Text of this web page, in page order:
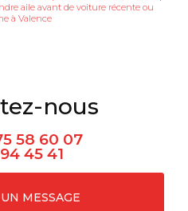
aile avant de voiture récente ou
à Valence
nous
58 60 07
45 41
MESSAGE